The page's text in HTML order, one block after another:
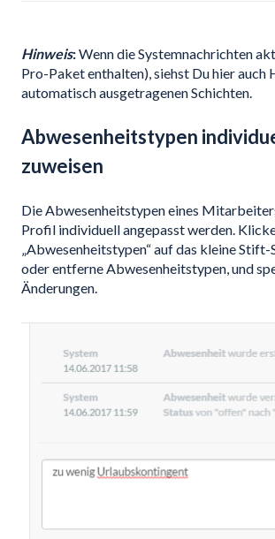
Hinweis:Wenn die Systemnachrichten
Pro-Paket enthalten), siehst Du hier auch
automatisch ausgetragenen Schichten.
Abwesenheitstypen
zuweisen
Die Abwesenheitstypen eines
Profil individuell angepasst werden.
„Abwesenheitstypen“ auf das kleine Stift-
oder entferne Abwesenheitstypen, und
Änderungen.